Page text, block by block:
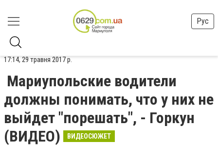
Рус
17:14, 29 травня 2017 р.
Мариупольские водители
должны понимать, что у них не
выйдет "порешать", - Горкун
(ВИДЕО)
ВИДЕОСЮЖЕТ